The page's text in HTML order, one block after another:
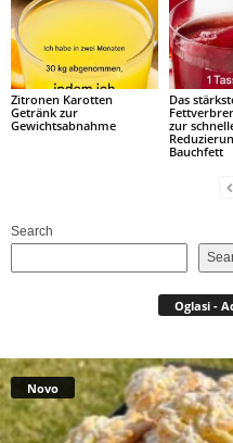
Zitronen Karotten
Getränk zur
Gewichtsabnahme
Das
zur
Bauchfett
Search
Oglasi -
Novo